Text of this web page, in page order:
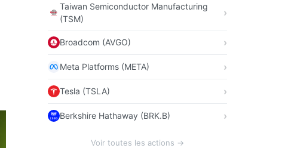
Taiwan Semiconductor Manufacturing
(TSM)
Broadcom (AVGO)
Meta Platforms (META)
Tesla (TSLA)
Berkshire Hathaway (BRK.B)
Voir toutes les actions →